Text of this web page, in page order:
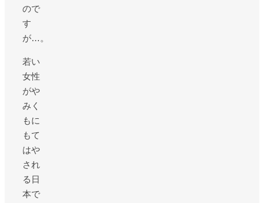
ので
す
が…。
若い
女性
がや
みく
もに
もて
はや
され
る日
本で